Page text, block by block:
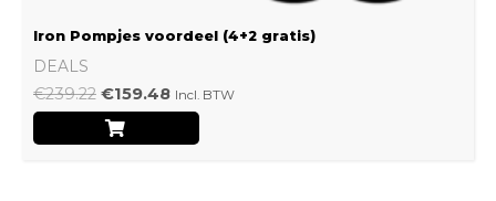
Iron Pompjes voordeel (4+2 gratis)
DEALS
€239.22 €159.48 Incl. BTW